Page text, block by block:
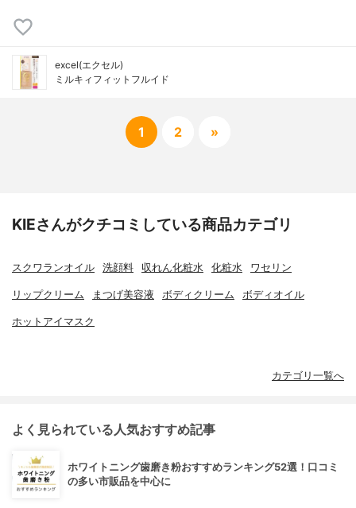
excel(エクセル)
ミルキィフィットフルイド
1 2 »
KIEさんがクチコミしている商品カテゴリ
スクワランオイル 洗顔料 収れん化粧水 化粧水 ワセリン
リップクリーム まつげ美容液 ボディクリーム ボディオイル
ホットアイマスク
カテゴリ一覧へ
よく見られている人気おすすめ記事
ホワイトニング歯磨き粉おすすめランキング52選！口コミ
の多い市販品を中心に